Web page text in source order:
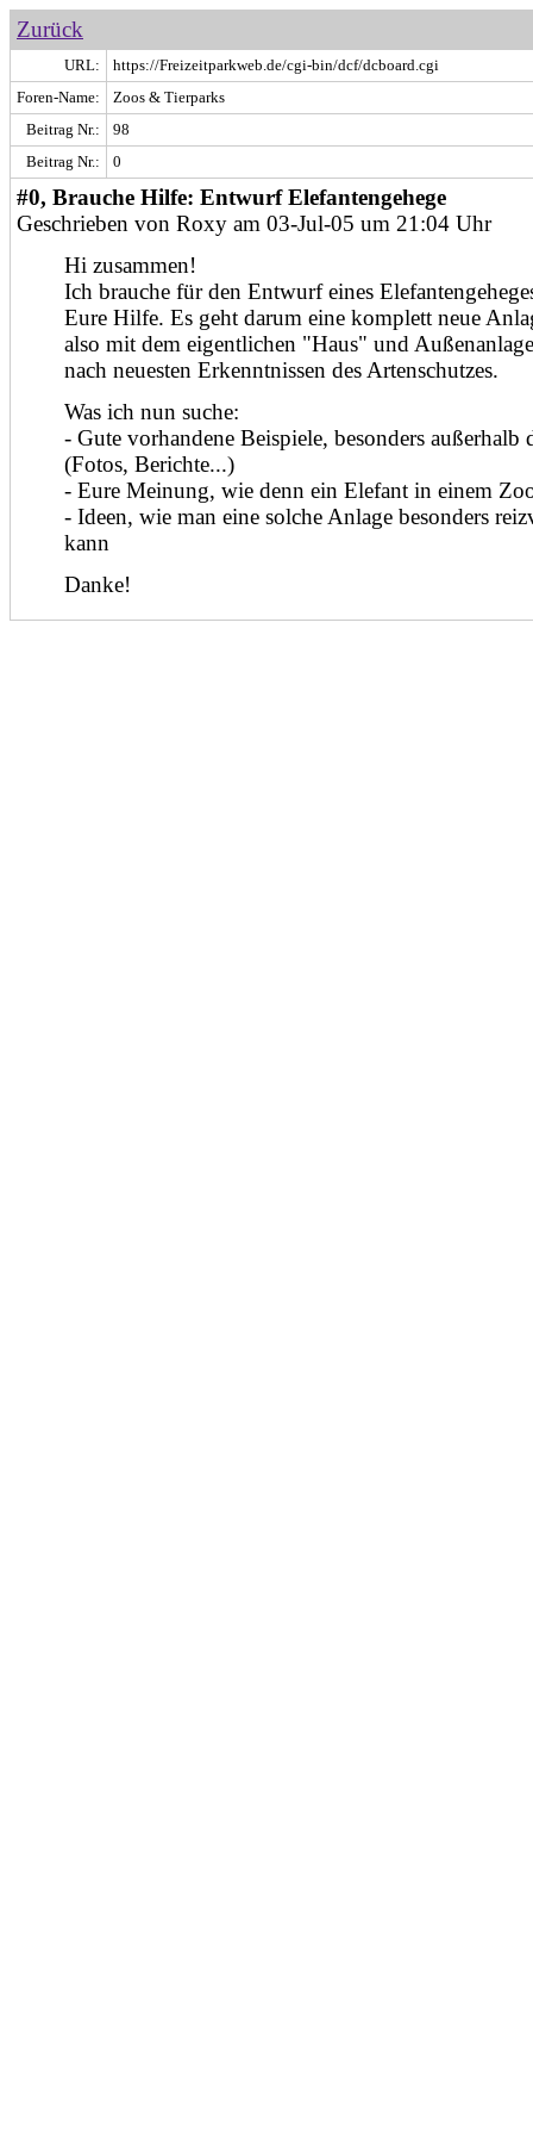
Zurück
URL:
https://Freizeitparkweb.de/cgi-bin/dcf/dcboard.cgi
Foren-Name:
Zoos & Tierparks
Beitrag Nr.:
98
Beitrag Nr.:
0
#0, Brauche Hilfe: Entwurf Elefantengehege
Geschrieben von Roxy am 03-Jul-05 um 21:04 Uhr
Hi zusammen!
Ich brauche für den Entwurf eines
Eure Hilfe. Es geht darum eine komplett neue
also mit dem eigentlichen "Haus" und
nach neuesten Erkenntnissen des Artenschutzes.
Was ich nun suche:
- Gute vorhandene Beispiele, besonders außerhalb
(Fotos, Berichte...)
- Eure Meinung, wie denn ein Elefant in einem
- Ideen, wie man eine solche Anlage besonders
kann
Danke!